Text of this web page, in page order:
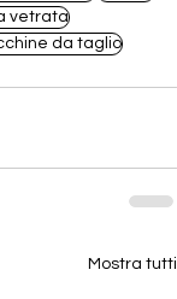
vetrata
da taglio
Mostra tutti